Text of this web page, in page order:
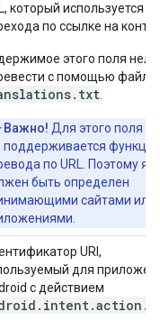
который используется
по ссылке на
этого поля
с помощью файла
Важно! Для этого поля не
поддерживается функция
по URL. Поэтому
быть определен
сайтами или
URI,
для
с действием